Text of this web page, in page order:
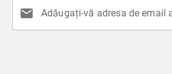
mail Adăugați-vă adresa de email